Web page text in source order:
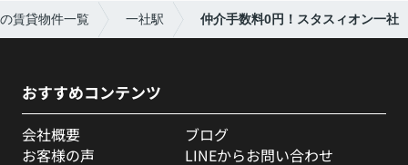
賃貸物件一覧 一社駅 仲介手数料0円！スタスィオン一社
おすすめコンテンツ
会社概要
お客様の声
ブログ
LINEからお問い合わせ